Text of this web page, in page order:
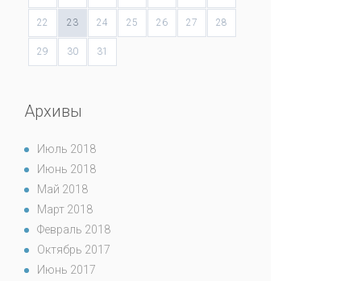
22 23 24 25 26 27 28
29 30 31
Архивы
Июль 2018
Июнь 2018
Май 2018
Март 2018
Февраль 2018
Октябрь 2017
Июнь 2017